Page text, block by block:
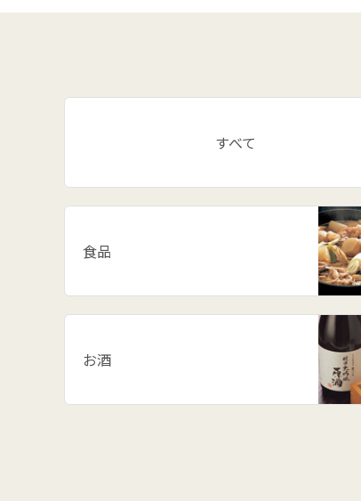
すべて
食品
お酒